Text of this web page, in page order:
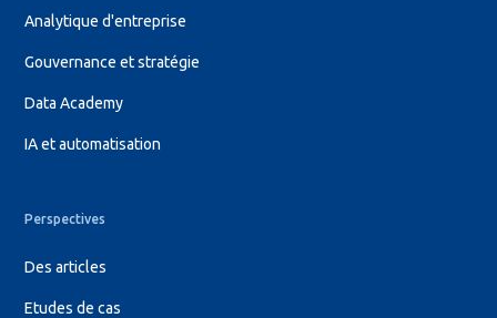
Analytique d'entreprise
Gouvernance et stratégie
Data Academy
IA et automatisation
Perspectives
Des articles
Etudes de cas